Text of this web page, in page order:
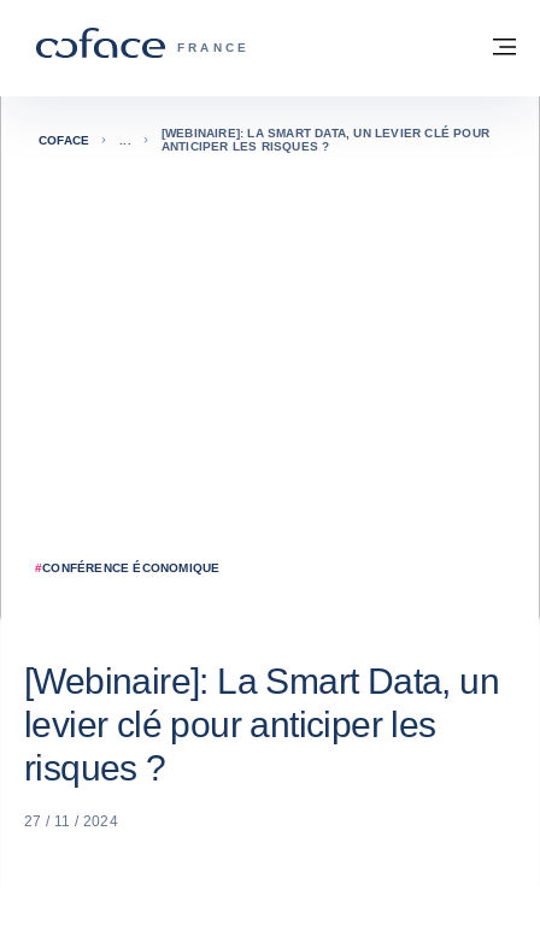
COFACE, FOR TRADE - PAGE
FRANCE
Retour à la page d'accueil
#CONFÉRENCE ÉCONOMIQUE
COFACE
[WEBINAIRE]: LA SMART DATA, UN LEVIER CLÉ POUR
ANTICIPER LES RISQUES ?
[Webinaire]: La Smart Data, un
levier clé pour anticiper les
risques ?
27 / 11 / 2024